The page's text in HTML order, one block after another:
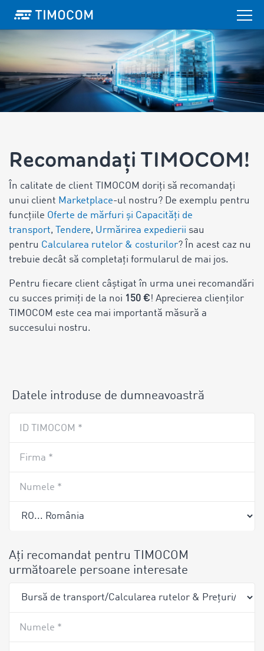
Recomandați TIMOCOM!
În calitate de client TIMOCOM doriți să recomandați
unui client Marketplace-ul nostru? De exemplu pentru
funcțiile Oferte de mărfuri și Capacități de
transport, Tendere, Urmărirea expedierii sau
pentru Calcularea rutelor & costurilor? În acest caz nu
trebuie decât să completați formularul de mai jos.
Pentru fiecare client câștigat în urma unei recomandări
cu succes primiți de la noi 150 €! Aprecierea clienților
TIMOCOM este cea mai importantă măsură a
succesului nostru.
Datele introduse de dumneavoastră
ID TIMOCOM *
Firma *
Numele *
Ați recomandat pentru TIMOCOM
următoarele persoane interesate
Numele *